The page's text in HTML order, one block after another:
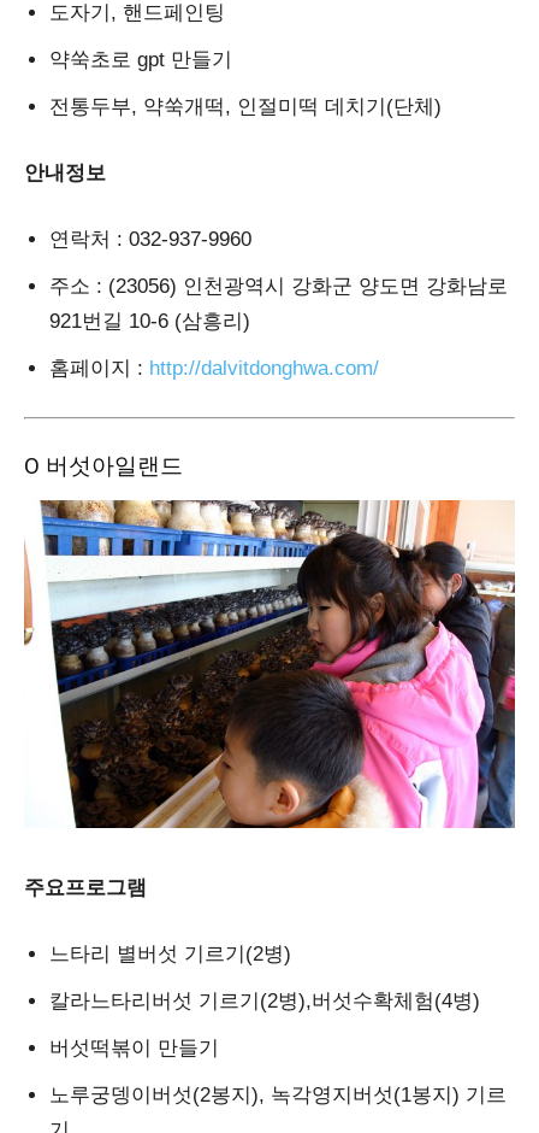
도자기, 핸드페인팅
약쑥초로 gpt 만들기
전통두부, 약쑥개떡, 인절미떡 데치기(단체)
안내정보
연락처 : 032-937-9960
주소 : (23056) 인천광역시 강화군 양도면 강화남로
921번길 10-6 (삼흥리)
홈페이지 : http://dalvitdonghwa.com/
Ο 버섯아일랜드
주요프로그램
느타리 별버섯 기르기(2병)
칼라느타리버섯 기르기(2병),버섯수확체험(4병)
버섯떡볶이 만들기
노루궁뎅이버섯(2봉지), 녹각영지버섯(1봉지) 기르